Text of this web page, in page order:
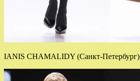
IANIS CHAMALIDY (Санкт-Петербург)